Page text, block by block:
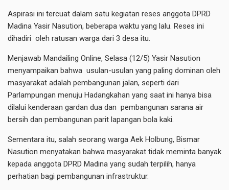
Aspirasi ini tercuat dalam satu kegiatan reses anggota DPRD
Madina Yasir Nasution, beberapa waktu yang lalu. Reses ini
dihadiri oleh ratusan warga dari 3 desa itu.
Menjawab Mandailing Online, Selasa (12/5) Yasir Nasution
menyampaikan bahwa usulan-usulan yang paling dominan oleh
masyarakat adalah pembangunan jalan, seperti dari
Parlampungan menuju Hadangkahan yang saat ini hanya bisa
dilalui kenderaan gardan dua dan pembangunan sarana air
bersih dan pembangunan parit lapangan bola kaki.
Sementara itu, salah seorang warga Aek Holbung, Bismar
Nasution menyatakan bahwa masyarakat tidak meminta banyak
kepada anggota DPRD Madina yang sudah terpilih, hanya
perhatian bagi pembangunan infrastruktur.